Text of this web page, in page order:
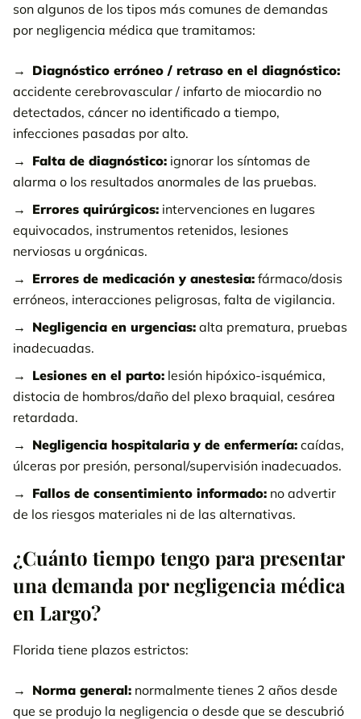
son algunos de los tipos más comunes de demandas
por negligencia médica que tramitamos:
Diagnóstico erróneo / retraso en el diagnóstico:
accidente cerebrovascular / infarto de miocardio no
detectados, cáncer no identificado a tiempo,
infecciones pasadas por alto.
Falta de diagnóstico: ignorar los síntomas de
alarma o los resultados anormales de las pruebas.
Errores quirúrgicos: intervenciones en lugares
equivocados, instrumentos retenidos, lesiones
nerviosas u orgánicas.
Errores de medicación y anestesia: fármaco/dosis
erróneos, interacciones peligrosas, falta de vigilancia.
Negligencia en urgencias: alta prematura, pruebas
inadecuadas.
Lesiones en el parto: lesión hipóxico-isquémica,
distocia de hombros/daño del plexo braquial, cesárea
retardada.
Negligencia hospitalaria y de enfermería: caídas,
úlceras por presión, personal/supervisión inadecuados.
Fallos de consentimiento informado: no advertir
de los riesgos materiales ni de las alternativas.
¿Cuánto tiempo tengo para presentar
una demanda por negligencia médica
en Largo?
Florida tiene plazos estrictos:
Norma general: normalmente tienes 2 años desde
que se produjo la negligencia o desde que se descubrió